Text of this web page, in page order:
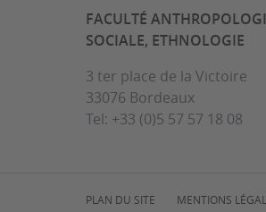
FACULTÉ
SOCIALE, ETHNOLOGIE
3 ter place de la Victoire
33076 Bordeaux
Tel: +33 (0)5 57 57 18 08
PLAN DU SITE MENTIONS